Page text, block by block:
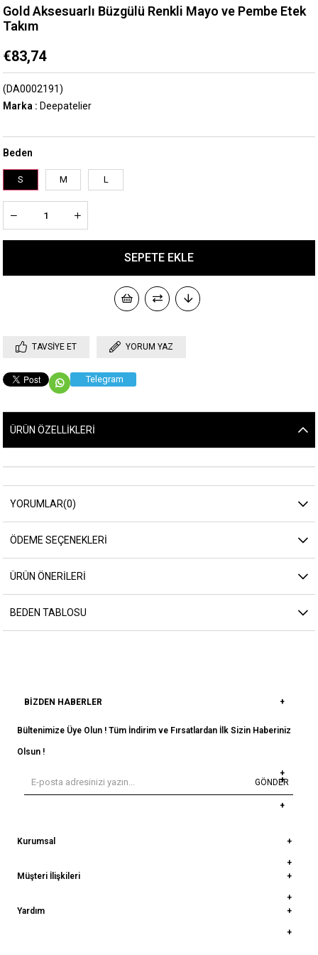
Gold Aksesuarlı Büzgülü Renkli Mayo ve Pembe Etek
Takım
€83,74
(DA0002191)
Marka : Deepatelier
Beden
S M L
TAVSIYE ET YORUM YAZ
Telegram
ÜRÜN ÖZELLIKLERI
YORUMLAR(0)
ÖDEME SEÇENEKLERI
ÜRÜN ÖNERILERI
BEDEN TABLOSU
BIZDEN HABERLER
Bültenimize Üye Olun ! Tüm İndirim ve Fırsatlardan İlk Sizin Haberiniz
Olsun !
GÖNDER
Kurumsal
Müşteri İlişkileri
Yardım